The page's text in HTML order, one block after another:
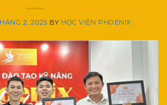
2, 2025 BY HỌC VIỆN PHOENIX